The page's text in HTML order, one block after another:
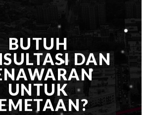
BUTUH
DAN
UNTUK